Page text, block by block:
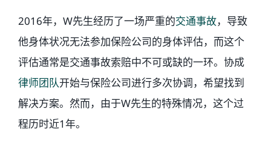
2016年，W先生经历了一场严重的交通事故，导致
他身体状况无法参加保险公司的身体评估，而这个
评估通常是交通事故索赔中不可或缺的一环。协成
律师团队开始与保险公司进行多次协调，希望找到
解决方案。然而，由于W先生的特殊情况，这个过
程历时近1年。